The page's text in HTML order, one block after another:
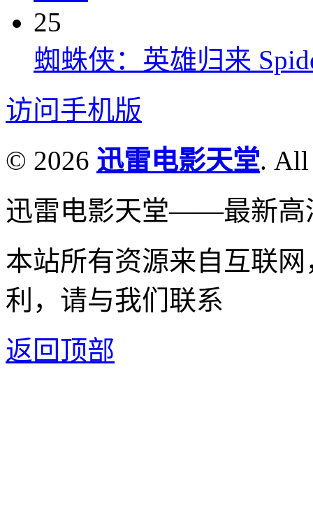
25
蜘蛛侠：英雄归来
访问手机版
© 2026 迅雷电影天堂. All
迅雷电影天堂——最新高
本站所有资源来自互联
利，请与我们联系
返回顶部